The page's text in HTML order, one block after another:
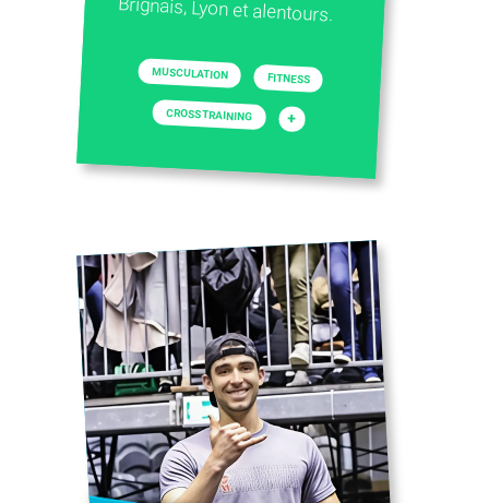
Brignais, Lyon et alentours.
MUSCULATION FITNESS
CROSS TRAINING +